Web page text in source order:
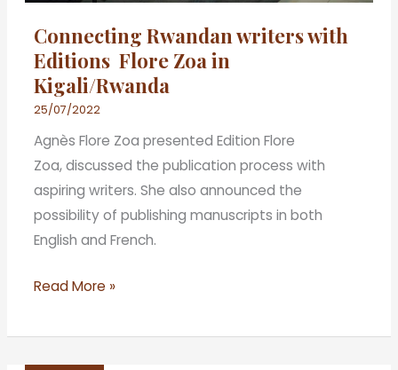
Connecting Rwandan writers with
Editions Flore Zoa in
Kigali/Rwanda
25/07/2022
Agnès Flore Zoa presented Edition Flore
Zoa, discussed the publication process with
aspiring writers. She also announced the
possibility of publishing manuscripts in both
English and French.
Read More »